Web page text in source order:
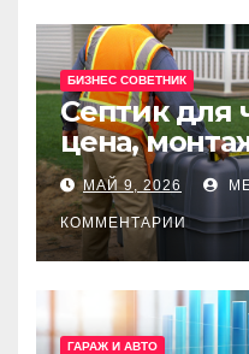
БИЗНЕС СОВЕТНИК
Септик для
цена,
МАЙ 9, 2026
КОММЕНТАРИИ
ГАРАЖ И АВТО